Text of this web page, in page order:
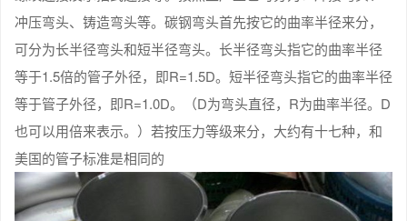
冲压弯头、铸造弯头等。碳钢弯头首先按它的曲率半径来分，
可分为长半径弯头和短半径弯头。长半径弯头指它的曲率半径
等于1.5倍的管子外径，即R=1.5D。短半径弯头指它的曲率半径
等于管子外径，即R=1.0D。（D为弯头直径，R为曲率半径。D
也可以用倍来表示。）若按压力等级来分，大约有十七种，和
美国的管子标准是相同的